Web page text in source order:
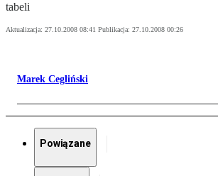
tabeli
Aktualizacja: 27.10.2008 08:41 Publikacja: 27.10.2008 00:26
Marek Cegliński
Powiązane